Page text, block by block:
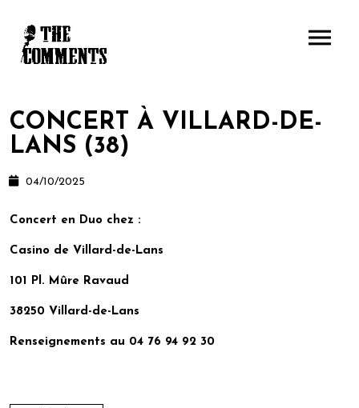
CONCERT À VILLARD-DE-
LANS (38)
04/10/2025
Concert en Duo chez :
Casino de Villard-de-Lans
101 Pl. Mûre Ravaud
38250 Villard-de-Lans
Renseignements au 04 76 94 92 30